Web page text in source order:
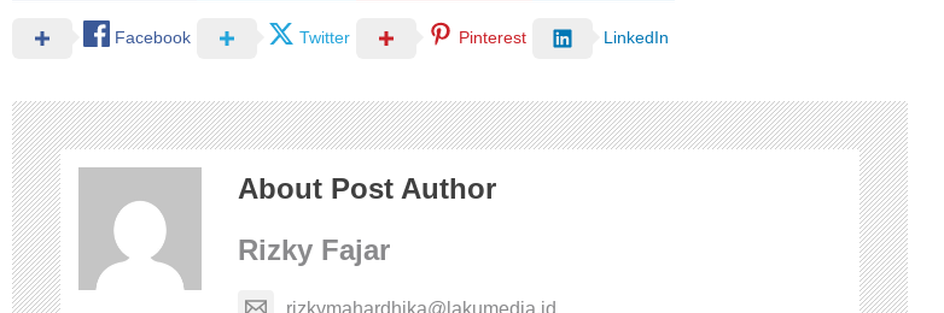
Facebook Twitter Pinterest LinkedIn
About Post Author
Rizky Fajar